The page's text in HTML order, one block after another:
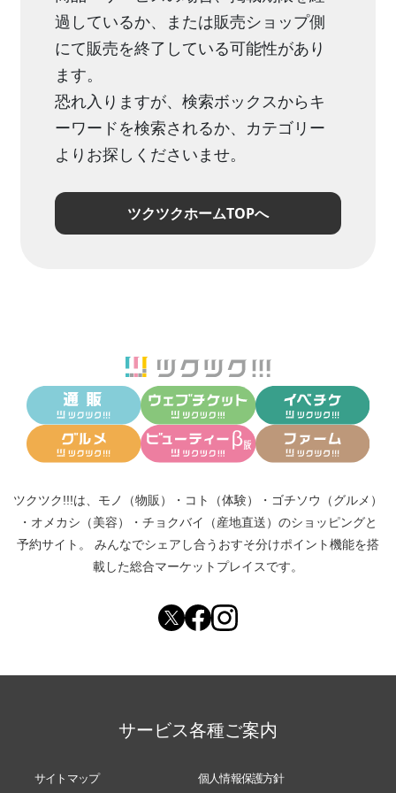
過しているか、または販売ショップ側
にて販売を終了している可能性があり
ます。
恐れ入りますが、検索ボックスからキ
ーワードを検索されるか、カテゴリー
よりお探しくださいませ。
ツクツクホームTOPへ
ツクツク!!!は、 モノ（物販） ・ コト（体験） ・ ゴチソウ（グルメ）
・ オメカシ（美容） ・ チョクバイ（産地直送） のショッピングと
予約サイト。
みんなでシェアし合う おすそ分けポイント機能を搭
載した総合マーケットプレイスです。
サービス各種ご案内
サイトマップ 個人情報保護方針